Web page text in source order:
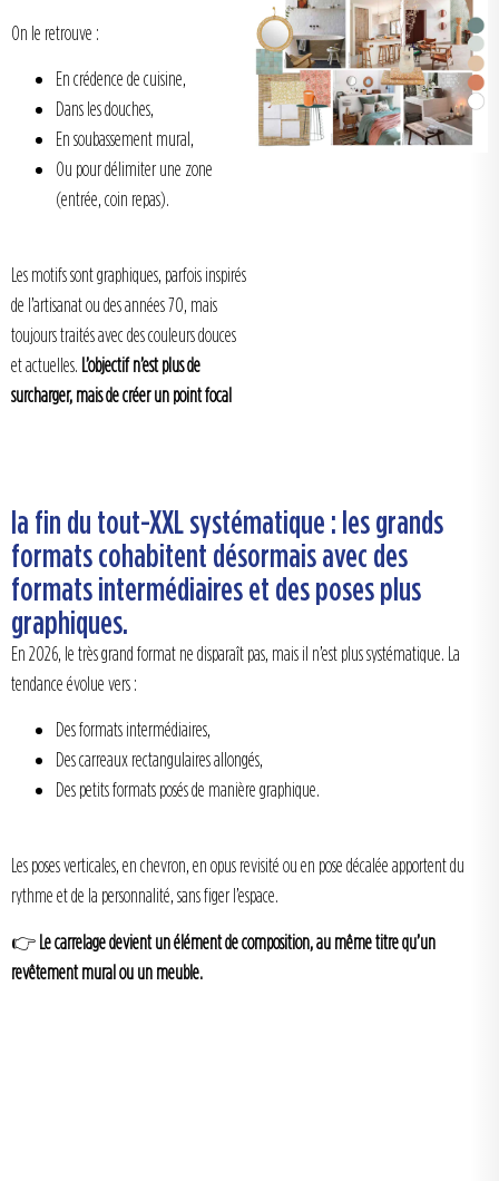
On le retrouve :
En crédence de cuisine,
Dans les douches,
En soubassement mural,
Ou pour délimiter une zone
(entrée, coin repas).
Les motifs sont graphiques, parfois inspirés
de l’artisanat ou des années 70, mais
toujours traités avec des couleurs douces
et actuelles. L’objectif n’est plus de
surcharger, mais de créer un point focal
la fin du tout-XXL systématique : les grands
formats cohabitent désormais avec des
formats intermédiaires et des poses plus
graphiques.
En 2026, le très grand format ne disparaît pas, mais il n’est plus systématique. La
tendance évolue vers :
Des formats intermédiaires,
Des carreaux rectangulaires allongés,
Des petits formats posés de manière graphique.
Les poses verticales, en chevron, en opus revisité ou en pose décalée apportent du
rythme et de la personnalité, sans figer l’espace.
👉Le carrelage devient un élément de composition, au même titre qu’un
revêtement mural ou un meuble.